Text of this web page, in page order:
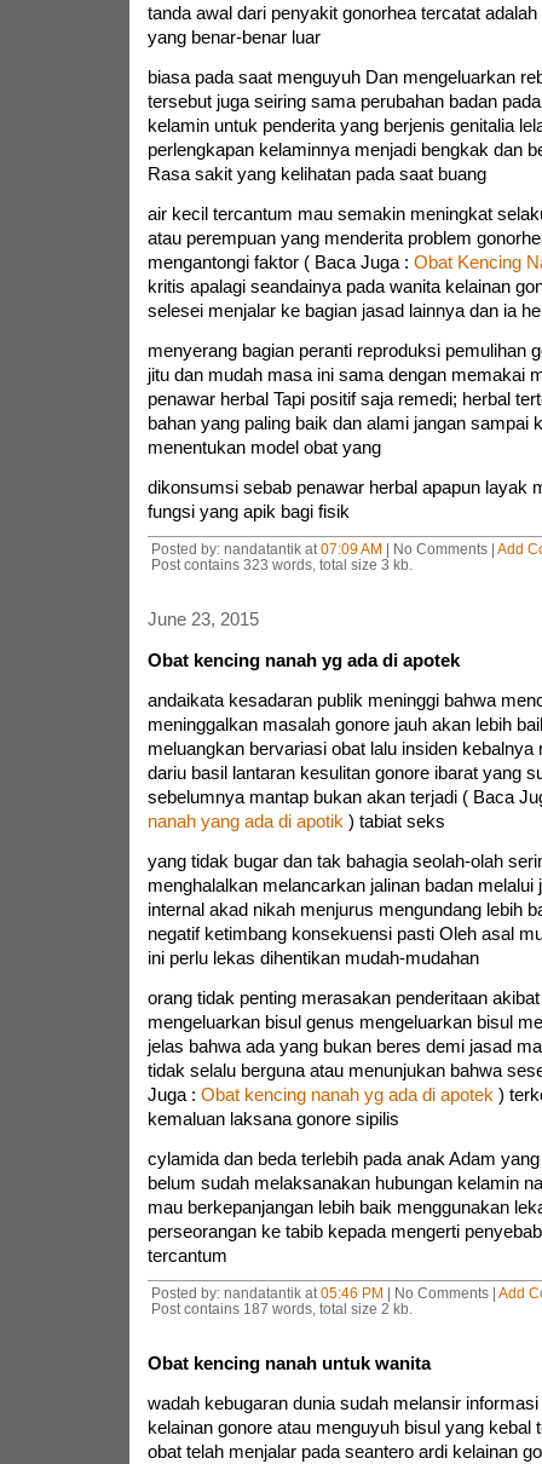
tanda awal dari penyakit gonorhea tercatat
yang benar-benar luar
biasa pada saat menguyuh Dan mengeluarkan
tersebut juga seiring sama perubahan badan
kelamin untuk penderita yang berjenis genitalia
perlengkapan kelaminnya menjadi bengkak dan
Rasa sakit yang kelihatan pada saat buang
air kecil tercantum mau semakin meningkat
atau perempuan yang menderita problem
mengantongi faktor ( Baca Juga : Obat Kencing
kritis apalagi seandainya pada wanita kelainan
selesei menjalar ke bagian jasad lainnya dan ia
menyerang bagian peranti reproduksi pemulihan
jitu dan mudah masa ini sama dengan memakai
penawar herbal Tapi positif saja remedi; herbal
bahan yang paling baik dan alami jangan sampai
menentukan model obat yang
dikonsumsi sebab penawar herbal apapun layak
fungsi yang apik bagi fisik
Posted by: nandatantik at 07:09 AM | No Comments | Add
Post contains 323 words, total size 3 kb.
June 23, 2015
Obat kencing nanah yg ada di apotek
andaikata kesadaran publik meninggi bahwa
meninggalkan masalah gonore jauh akan lebih
meluangkan bervariasi obat lalu insiden kebalnya
dariu basil lantaran kesulitan gonore ibarat yang
sebelumnya mantap bukan akan terjadi ( Baca
nanah yang ada di apotik ) tabiat seks
yang tidak bugar dan tak bahagia seolah-olah
menghalalkan melancarkan jalinan badan melalui
internal akad nikah menjurus mengundang lebih
negatif ketimbang konsekuensi pasti Oleh asal
ini perlu lekas dihentikan mudah-mudahan
orang tidak penting merasakan penderitaan
mengeluarkan bisul genus mengeluarkan bisul
jelas bahwa ada yang bukan beres demi jasad
tidak selalu berguna atau menunjukan bahwa
Juga : Obat kencing nanah yg ada di apotek )
kemaluan laksana gonore sipilis
cylamida dan beda terlebih pada anak Adam
belum sudah melaksanakan hubungan kelamin
mau berkepanjangan lebih baik menggunakan
perseorangan ke tabib kepada mengerti
tercantum
Posted by: nandatantik at 05:46 PM | No Comments | Add
Post contains 187 words, total size 2 kb.
Obat kencing nanah untuk wanita
wadah kebugaran dunia sudah melansir
kelainan gonore atau menguyuh bisul yang kebal
obat telah menjalar pada seantero ardi kelainan